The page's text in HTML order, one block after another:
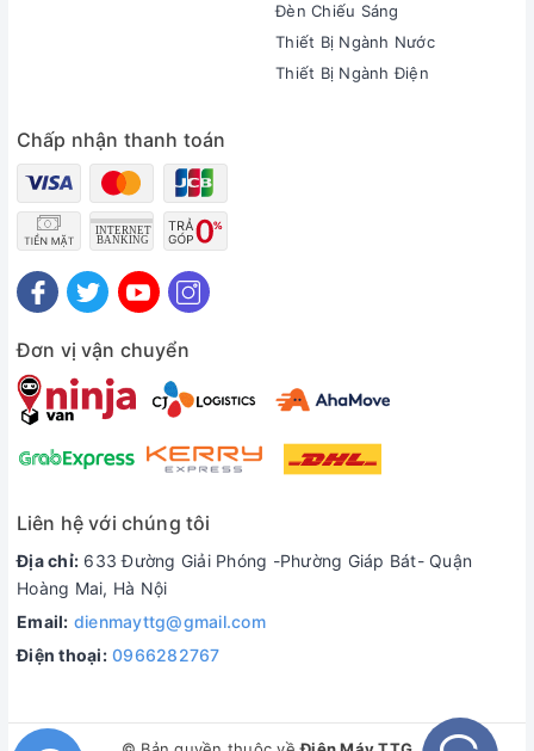
Đèn Chiếu Sáng
Thiết Bị Ngành Nước
Thiết Bị Ngành Điện
Chấp nhận thanh toán
Đơn vị vận chuyển
Liên hệ với chúng tôi
Địa chỉ: 633 Đường Giải Phóng -Phường Giáp Bát- Quận
Hoàng Mai, Hà Nội
Email: dienmayttg@gmail.com
Điện thoại: 0966282767